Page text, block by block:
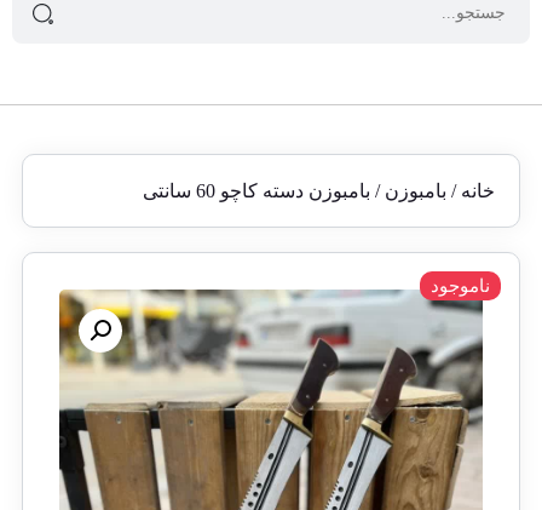
خانه / بامبوزن / بامبوزن دسته کاچو 60 سانتی
ناموجود